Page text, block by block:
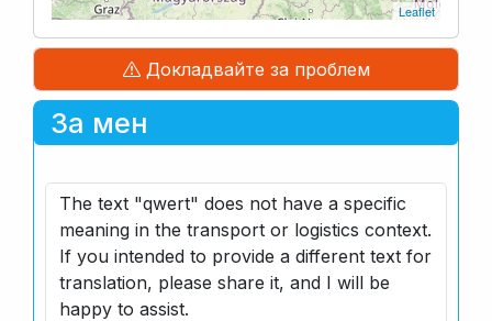
Leaflet
Докладвайте за проблем
За мен
The text "qwert" does not have a specific
meaning in the transport or logistics context.
If you intended to provide a different text for
translation, please share it, and I will be
happy to assist.